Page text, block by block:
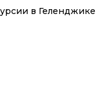
в Геленджике